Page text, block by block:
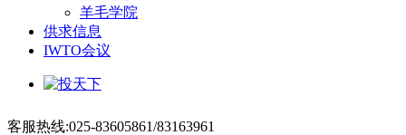
羊毛学院
供求信息
IWTO会议
客服热线:025-83605861/83163961